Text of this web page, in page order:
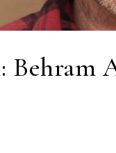
Behram